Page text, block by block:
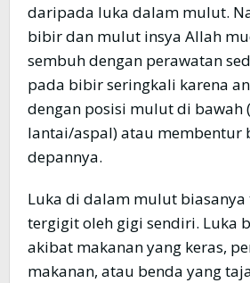
daripada luka dalam mulut.
bibir dan mulut insya Allah
sembuh dengan perawatan
pada bibir seringkali karena
dengan posisi mulut di bawah
lantai/aspal) atau membentur
depannya.
Luka di dalam mulut
tergigit oleh gigi sendiri. Luka
akibat makanan yang keras,
makanan, atau benda yang